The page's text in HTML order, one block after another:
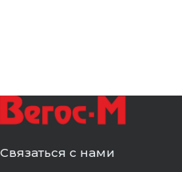
Связаться с нами